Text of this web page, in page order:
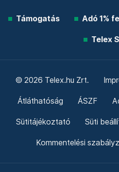
Támogatás Adó 1%
Telex
© 2026 Telex.hu Zrt.
Átláthatóság ÁSZF
Sütitájékoztató Süti
Kommentelési